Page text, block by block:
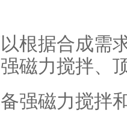
根据合成需
磁力搅拌、
强磁力搅拌